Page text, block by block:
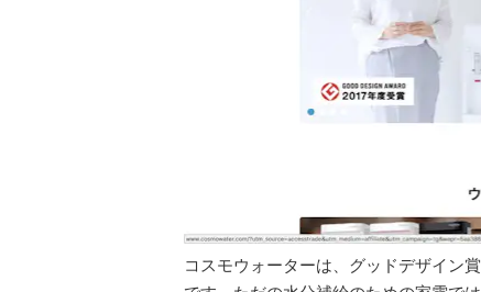
コスモウォーターは、グッドデザイン